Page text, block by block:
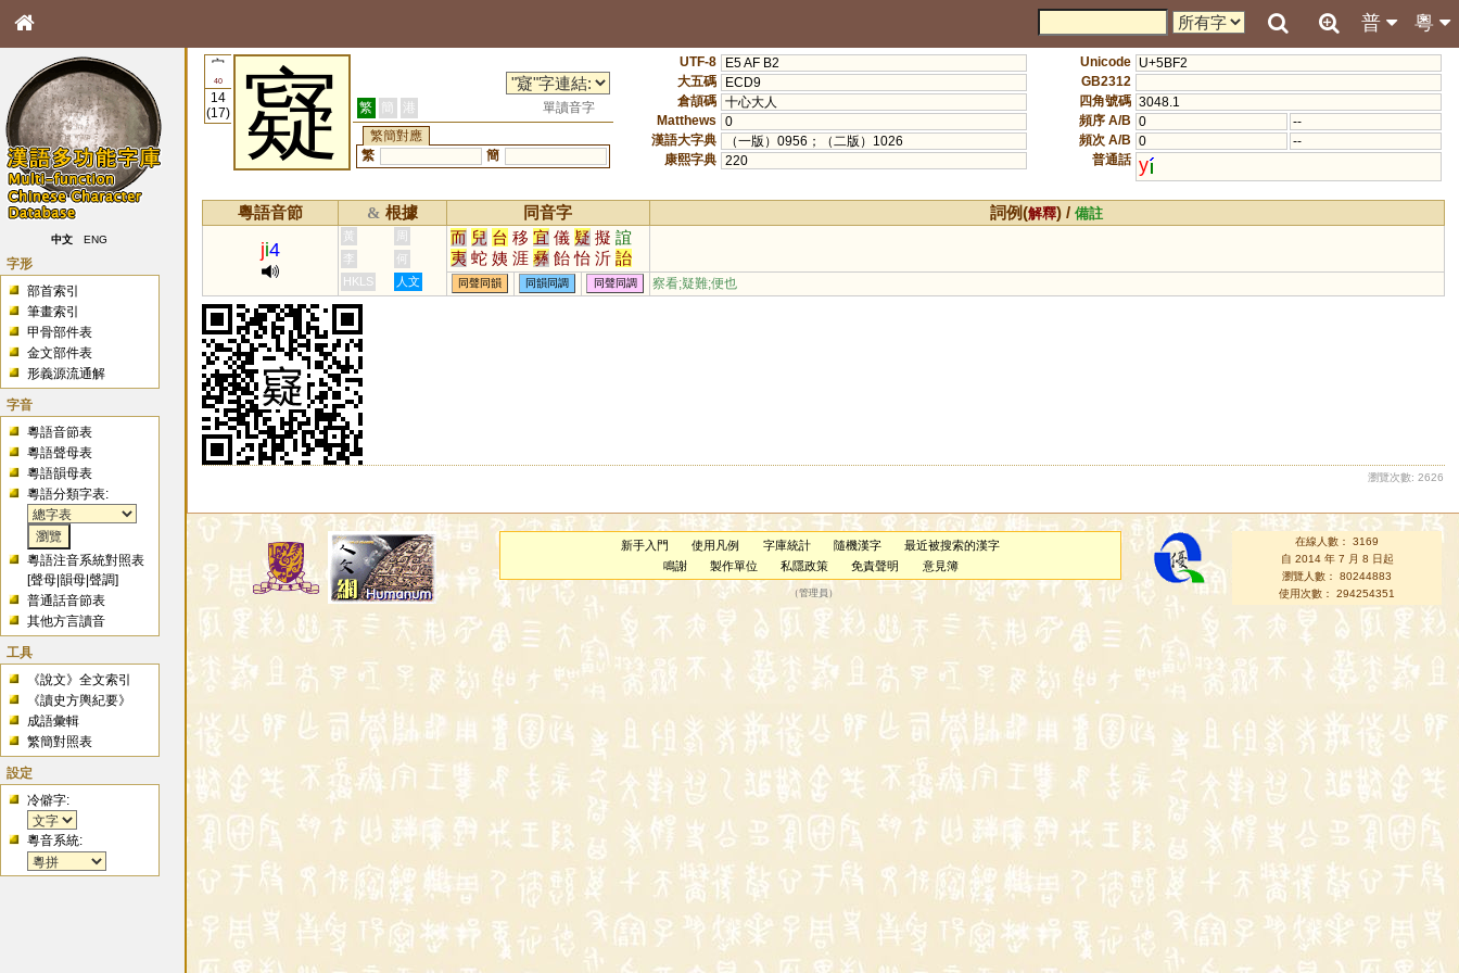
粵
普
中文 ENG
字形
部首索引
筆畫索引
甲骨部件表
金文部件表
形義源流通解
字音
粵語音節表
粵語聲母表
粵語韻母表
粵語分類字表:
粵語注音系統對照表
[聲母 |韻母 |聲調]
普通話音節表
其他方言讀音
工具
《說文》全文索引
《讀史方輿紀要》
成語彙輯
繁簡對照表
設定
冷僻字:
粵音系統:
宀
40
14
(17)
寲 繁 簡 港
單讀音字
繁簡對應
繁
簡
UTF-8
E5 AF B2
大五碼
ECD9
倉頡碼 十心大人
Matthews
0
漢語大字典
（一版）0956；（二版）1026
康熙字典 220
Unicode U+5BF2
GB2312
四角號碼 3048.1
頻序 A/B 0
--
頻次 A/B 0
--
普通話 y
粵語音節 & 根據 同音字 詞例(解釋) /備註
ji4
黃 周 而 兒 台 移 宜 儀 疑 擬 誼
夷 蛇 姨 涯 彝 飴 怡 沂 詒
迤 酏 皚 頤 貽 咦 胰 簃 訑
觺 貤 鮞 痍 荑 宧 臑 嶷 匜
李
何
HKLS
人文 同聲同韻 同韻同調 同聲同調 察看;疑難;便也
瀏覽次數: 2626
新手入門 使用凡例 字庫統計 隨機漢字
最近被搜索的漢字
鳴謝
製作單位 私隱政策 免責聲明 意見簿
（管理員 ）
在線人數： 3169
自 2014 年 7 月 8 日起
瀏覽人數： 80244883
使用次數： 294254351